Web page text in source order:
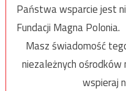
Państwa wsparcie jest
Fundacji Magna Polonia.
Masz świadomość
niezależnych ośrodków
wspieraj